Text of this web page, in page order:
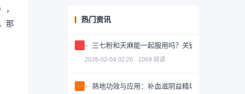
，
那
热门资讯
三七粉和天麻能一起服用吗？关键问题解答
2026-02-04 02:26 · 1069 阅读
熟地功效与应用：补血滋阴益精填髓的中药详解